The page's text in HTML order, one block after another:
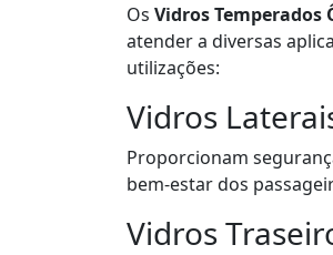
Os Vidros Temperados
atender a diversas
utilizações:
Vidros
Proporcionam
bem-estar dos
Vidros